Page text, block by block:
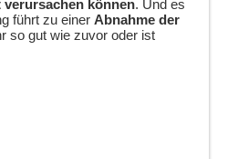
können. Und es
führt zu einer Abnahme der
so gut wie zuvor oder ist